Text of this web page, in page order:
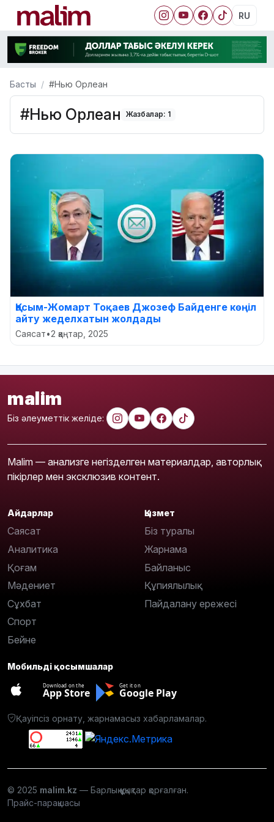
RU
Басты #Нью Орлеан
#Нью Орлеан Жазбалар: 1
Қасым-Жомарт Тоқаев Джозеф Байденге көңіл
айту жеделхатын жолдады
Саясат•2 қаңтар, 2025
malim
Біз әлеуметтік желіде:
Malim — анализге негізделген материалдар, авторлық
пікірлер мен эксклюзив контент.
Айдарлар
Саясат
Аналитика
Қоғам
Мәдениет
Сұхбат
Спорт
Бейне
Қызмет
Біз туралы
Жарнама
Байланыс
Құпиялылық
Пайдалану ережесі
Мобильді қосымшалар
Download on the
App Store
Get it on
Google Play
Қауіпсіз орнату, жарнамасыз хабарламалар.
© 2025 malim.kz — Барлық құқықтар қорғалған.
Прайс-парақшасы